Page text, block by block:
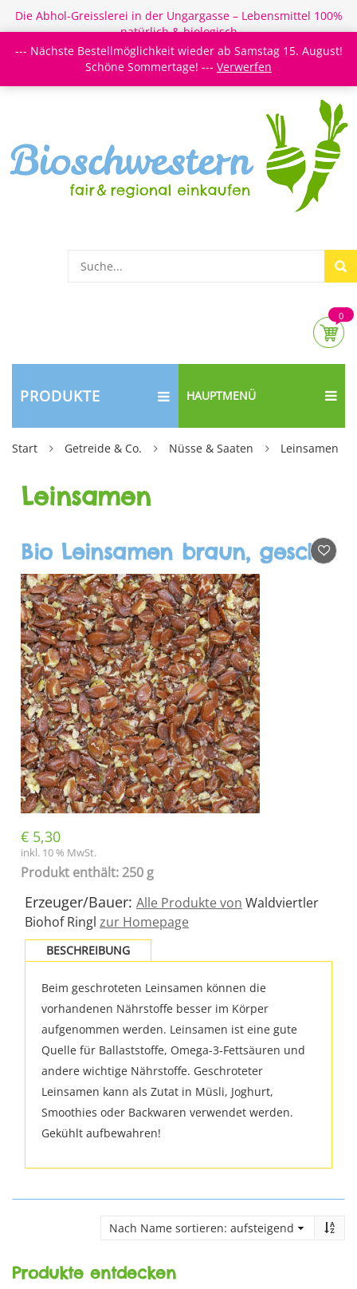
Die Abhol-Greisslerei in der Ungargasse – Lebensmittel 100%
natürlich & biologisch
Login/Register Newsletter Meine Merkzettel
0
PRODUKTE HAUPTMENÜ
Start Getreide & Co. Nüsse & Saaten Leinsamen
Leinsamen
Bio Leinsamen braun, geschrotet
€ 5,30
inkl. 10 % MwSt.
Produkt enthält: 250 g
Erzeuger/Bauer: Alle Produkte von Waldviertler
Biohof Ringl zur Homepage
BESCHREIBUNG
Beim geschroteten Leinsamen können die
vorhandenen Nährstoffe besser im Körper
aufgenommen werden. Leinsamen ist eine gute
Quelle für Ballaststoffe, Omega-3-Fettsäuren und
andere wichtige Nährstoffe. Geschroteter
Leinsamen kann als Zutat in Müsli, Joghurt,
Smoothies oder Backwaren verwendet werden.
Gekühlt aufbewahren!
Produkte entdecken
--- Nächste Bestellmöglichkeit wieder ab Samstag 15. August!
Schöne Sommertage! --- Verwerfen